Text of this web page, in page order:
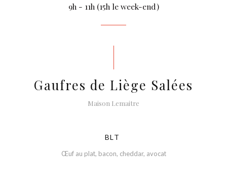
9h - 11h (15h le week-end)
Gaufres de Liège Salées
Maison Lemaitre
BLT
Œuf au plat, bacon, cheddar, avocat